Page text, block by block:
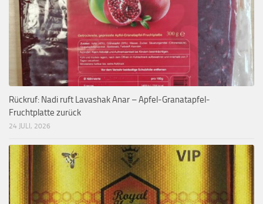
Rückruf: Nadi ruft Lavashak Anar – Apfel-Granatapfel-
Fruchtplatte zurück
24 JULI, 2026